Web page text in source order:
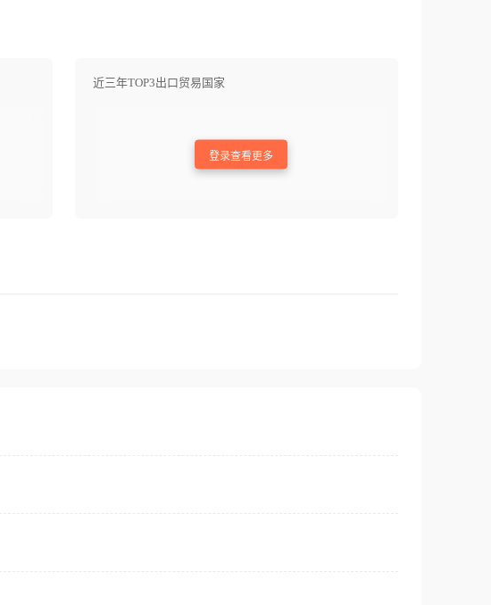
近三年TOP3出口贸易国家
登录查看更多